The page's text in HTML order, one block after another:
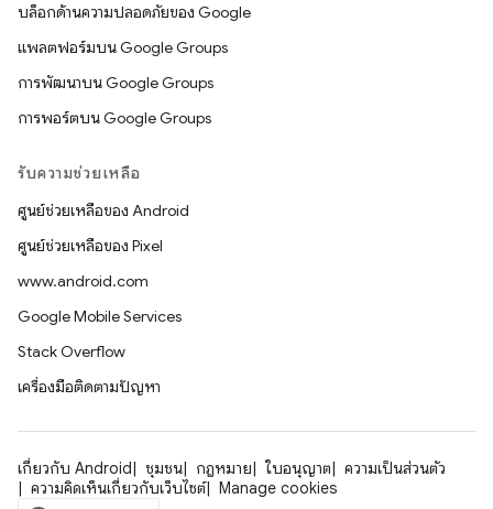
บล็อกด้านความปลอดภัยของ Google
แพลตฟอร์มบน Google Groups
การพัฒนาบน Google Groups
การพอร์ตบน Google Groups
รับความช่วยเหลือ
ศูนย์ช่วยเหลือของ Android
ศูนย์ช่วยเหลือของ Pixel
www.android.com
Google Mobile Services
Stack Overflow
เครื่องมือติดตามปัญหา
เกี่ยวกับ Android ชุมชน กฎหมาย ใบอนุญาต
ความเป็นส่วนตัว
ความคิดเห็นเกี่ยวกับเว็บไซต์
Manage cookies